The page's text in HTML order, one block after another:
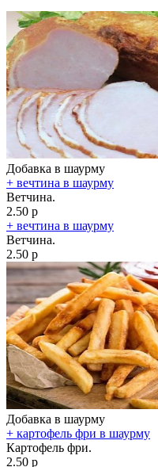
Добавка в шаурму
+ вечтина в шаурму
Ветчина.
2.50 р
+ вечтина в шаурму
Ветчина.
2.50 р
Добавка в шаурму
+ картофель фри в шаурму
Картофель фри.
2.50 р